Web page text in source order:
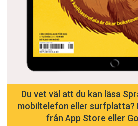
Du vet väl att du kan läsa
mobiltelefon eller surfplatta?
från App Store eller